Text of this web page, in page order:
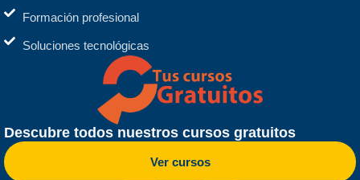
Formación profesional
Soluciones tecnológicas
Descubre todos nuestros cursos gratuitos
Ver cursos